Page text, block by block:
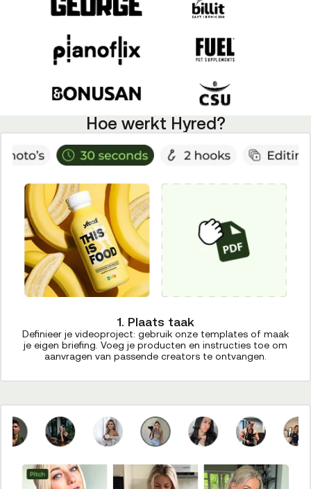
Hoe werkt Hyred?
1. Plaats taak
Definieer je videoproject: gebruik onze templates of maak
je eigen briefing. Voeg je producten en instructies toe om
aanvragen van passende creators te ontvangen.